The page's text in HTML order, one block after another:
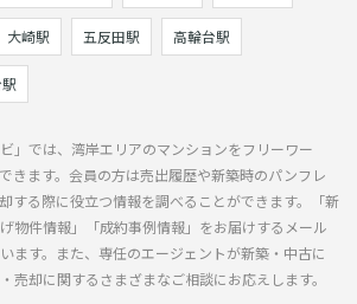
大崎駅 五反田駅 高輪台駅
」では、湾岸エリアのマンションをフリーワー
きます。会員の方は売出履歴や新築時のパンフレ
する際に役立つ情報を調べることができます。「新
物件情報」「成約事例情報」をお届けするメール
ます。また、専任のエージェントが新築・中古に
売却に関するさまざまなご相談にお応えします。